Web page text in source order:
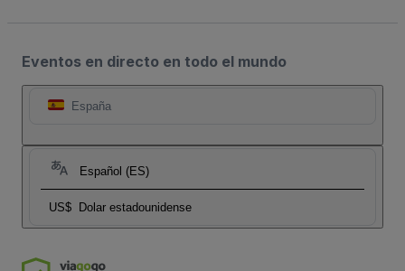
Eventos en directo en todo el mundo
España
Español (ES)
US$ Dolar estadounidense